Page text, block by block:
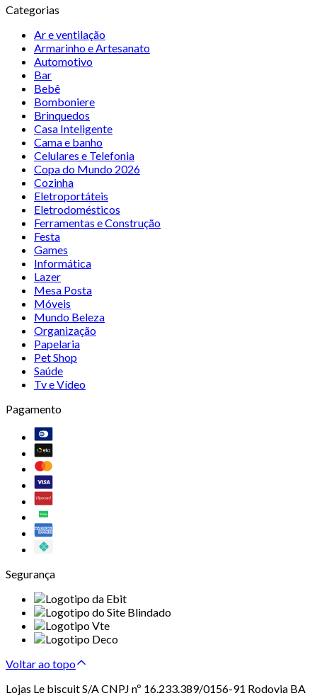
Categorias
Ar e ventilação
Armarinho e Artesanato
Automotivo
Bar
Bebê
Bomboniere
Brinquedos
Casa Inteligente
Cama e banho
Celulares e Telefonia
Copa do Mundo 2026
Cozinha
Eletroportáteis
Eletrodomésticos
Ferramentas e Construção
Festa
Games
Informática
Lazer
Mesa Posta
Móveis
Mundo Beleza
Organização
Papelaria
Pet Shop
Saúde
Tv e Vídeo
Pagamento
Segurança
Voltar ao topo
Lojas Le biscuit S/A CNPJ nº 16.233.389/0156-91 Rodovia BA